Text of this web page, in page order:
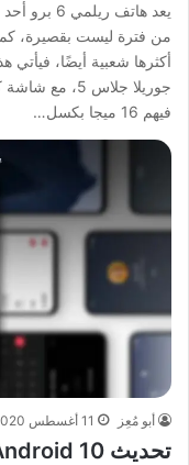
من فترة ليست بقصيرة،
أكثرها شعبية أيضًا،
جوريلا جلاس
فيهم 16 ميجا بكسل…
أبو مُعِز 11 أغسطس 2020